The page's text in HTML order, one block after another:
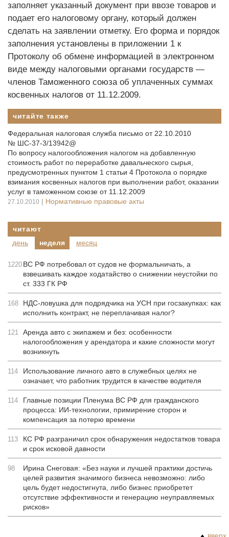
заполняет указанный документ при ввозе товаров и
подает его налоговому органу, который должен
сделать на заявлении отметку. Его форма и порядок
заполнения установлены в приложении 1 к
Протоколу об обмене информацией в электронном
виде между налоговыми органами государств —
членов Таможенного союза об уплаченных суммах
косвенных налогов от 11.12.2009.
читайте также
Федеральная налоговая служба письмо от 22.10.2010
№ ШС-37-3/13942@
По вопросу налогообложения налогом на добавленную
стоимость работ по переработке давальческого сырья,
предусмотренных пунктом 1 статьи 4 Протокола о порядке
взимания косвенных налогов при выполнении работ, оказании
услуг в таможенном союзе от 11.12.2009
27.10.2010 | Нормативные правовые акты
читают
день
неделя месяц
1220 ВС РФ потребовал от судов не формальничать, а
взвешивать каждое ходатайство о снижении неустойки по
ст. 333 ГК РФ
168
НДС-ловушка для подрядчика на УСН при госзакупках: как
исполнить контракт, не переплачивая налог?
121 Аренда авто с экипажем и без: особенности
налогообложения у арендатора и какие сложности могут
возникнуть
114
Использование личного авто в служебных целях не
означает, что работник трудится в качестве водителя
114
Главные позиции Пленума ВС РФ для гражданского
процесса: ИИ-технологии, примирение сторон и
компенсация за потерю времени
113
КС РФ разграничил срок обнаружения недостатков товара
и срок исковой давности
98
Ирина Снеговая: «Без науки и лучшей практики достичь
целей развития значимого бизнеса невозможно: либо
цель будет недостигнута, либо бизнес приобретет
отсутствие эффективности и генерацию неуправляемых
рисков»